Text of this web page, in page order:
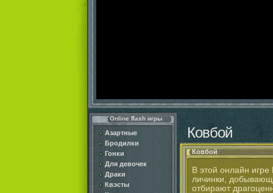
Online flash игры
Азартные
Бродилки
Гонки
Для девочек
Драки
Квэсты
Ковбой
Ковбой
В этой онлайн
личинки,
отбирают